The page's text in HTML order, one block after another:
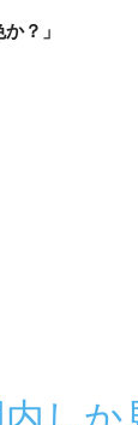
？」